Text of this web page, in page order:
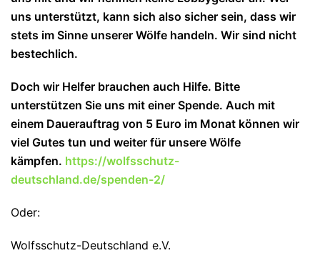
uns unterstützt, kann sich also sicher sein, dass wir
stets im Sinne unserer Wölfe handeln. Wir sind nicht
bestechlich.
Doch wir Helfer brauchen auch Hilfe. Bitte
unterstützen Sie uns mit einer Spende. Auch mit
einem Dauerauftrag von 5 Euro im Monat können wir
viel Gutes tun und weiter für unsere Wölfe
kämpfen. https://wolfsschutz-
deutschland.de/spenden-2/
Oder:
Wolfsschutz-Deutschland e.V.